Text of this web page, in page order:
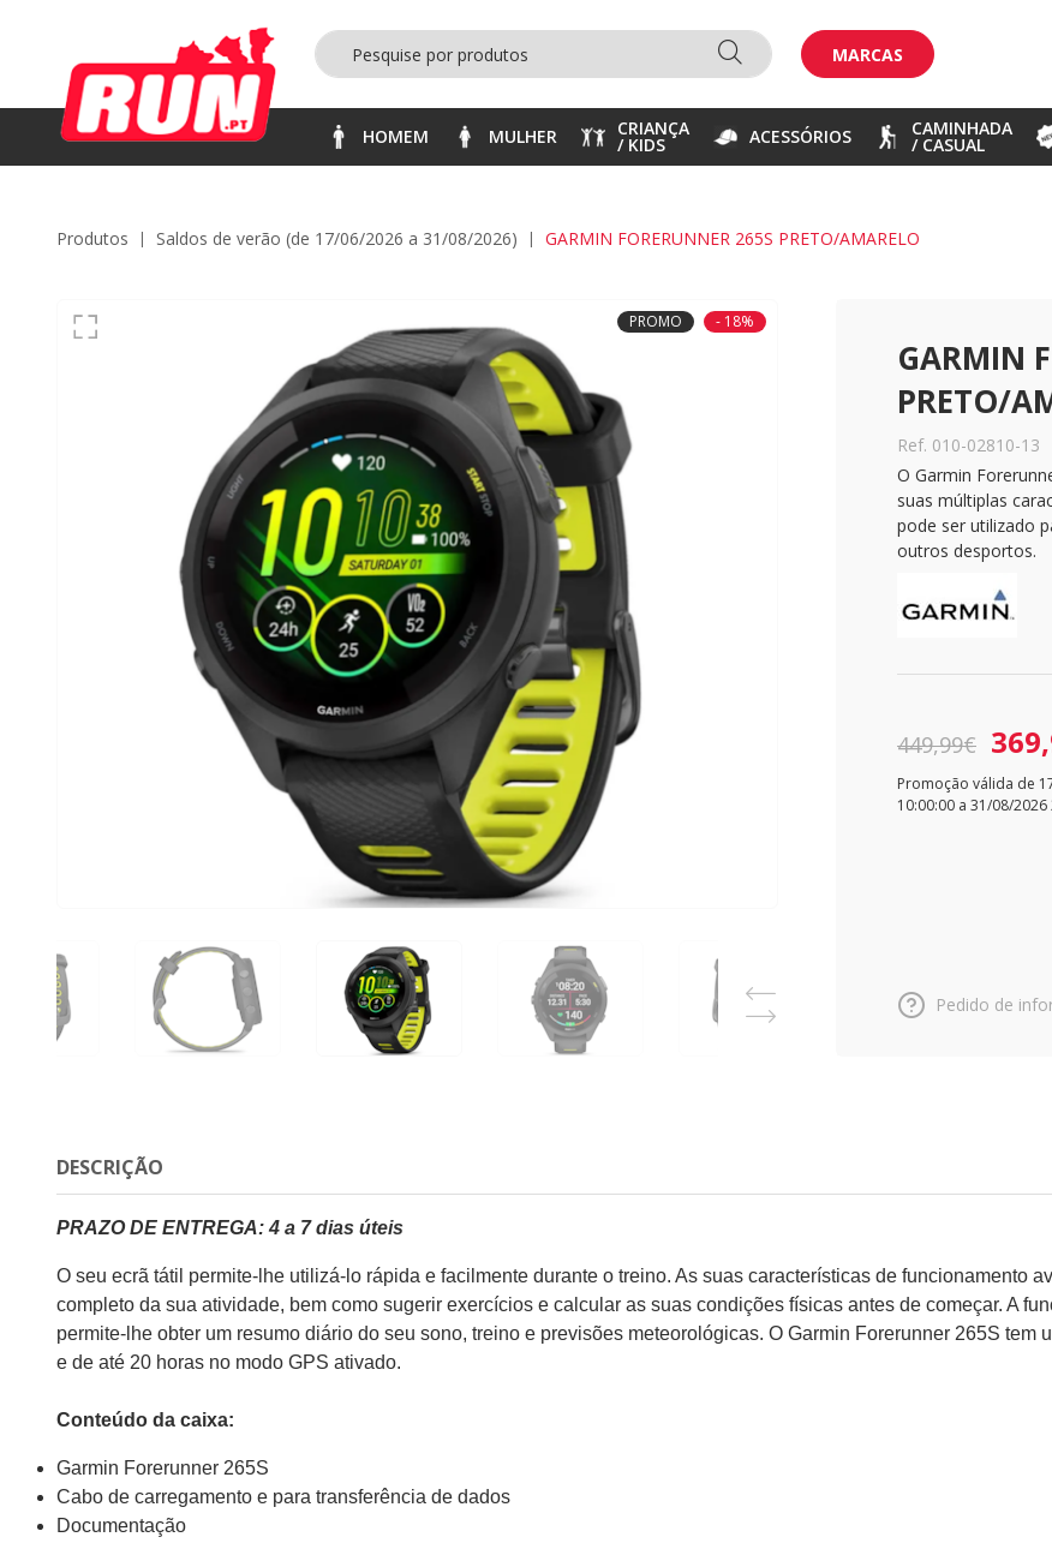
MARCAS
HOMEM MULHER CRIANÇA
/ KIDS ACESSÓRIOS CAMINHADA
/ CASUAL
Produtos saldos de verão (de 17/06/2026 a 31/08/2026) GARMIN FORERUNNER 265S PRETO/AMARELO
PROMO - 18%
GARMIN
PRETO/
Ref. 010-02810-13
O Garmin
suas múltiplas
pode ser utilizado
outros desportos.
449,99€
Promoção válida de
10:00:00 a 31/08/2026
Pedido de
DESCRIÇÃO
PRAZO DE ENTREGA: 4 a 7 dias úteis
O seu ecrã tátil permite-lhe utilizá-lo rápida e facilmente durante o treino. As suas características de funcionamento
completo da sua atividade, bem como sugerir exercícios e calcular as suas condições físicas antes de começar. A
permite-lhe obter um resumo diário do seu sono, treino e previsões meteorológicas. O Garmin Forerunner 265S tem
e de até 20 horas no modo GPS ativado.
Conteúdo da caixa:
Garmin Forerunner 265S
Cabo de carregamento e para transferência de dados
Documentação